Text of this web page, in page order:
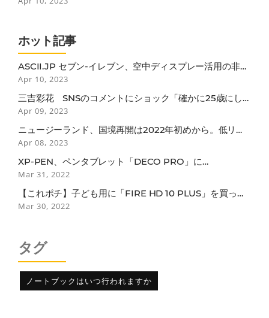
ホット記事
ASCII.JP セブン-イレブン、空中ディスプレー活用の非接
触セルフレジ
Apr 10, 2023
三吉彩花 SNSのコメントにショック「確かに25歳にし
ては垂れているかも…」
Apr 09, 2023
ニュージーランド、国境再開は2022年初めから。低リス
ク国のワクチン接種者は隔離免除
Apr 08, 2023
XP-PEN、ペンタブレット「DECO PRO」に
BLUETOOTH接続モデル
Mar 31, 2022
【これポチ】子ども用に「FIRE HD 10 PLUS」を買った
らなぜか子どもよりも自分がガッツリ使ってしまっている
Mar 30, 2022
タグ
ノートブックはいつ行われますか